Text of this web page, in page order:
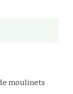
moulinets